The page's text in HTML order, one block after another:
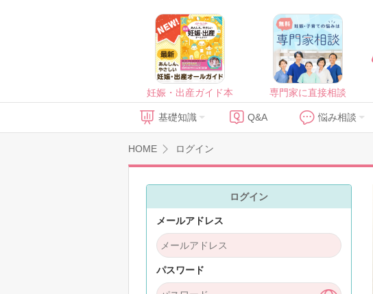
妊娠・出産ガイド本 専門家に直接相談
基礎知識 Q&A 悩み相談
HOME ログイン
ログイン
メールアドレス
パスワード